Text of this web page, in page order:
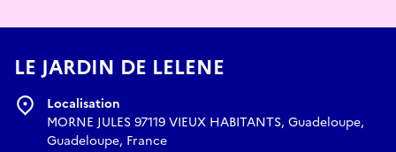
Télumée productions et Les Amis de Artistik Rézo Caraïbes,
collaboration avec Marie-Hélène POULAIN et Évelyne
DANOIS *Rendez-Vous au jardin de Lèlène* Chemin de la
Plage de l’Étang, 97119 Vieux-Habitants Samedi 1er juin:
Rendez-vous au jardin autour des 5 sens…
LE JARDIN DE LELENE
Localisation
MORNE JULES 97119 VIEUX HABITANTS, Guadeloupe,
Guadeloupe, France